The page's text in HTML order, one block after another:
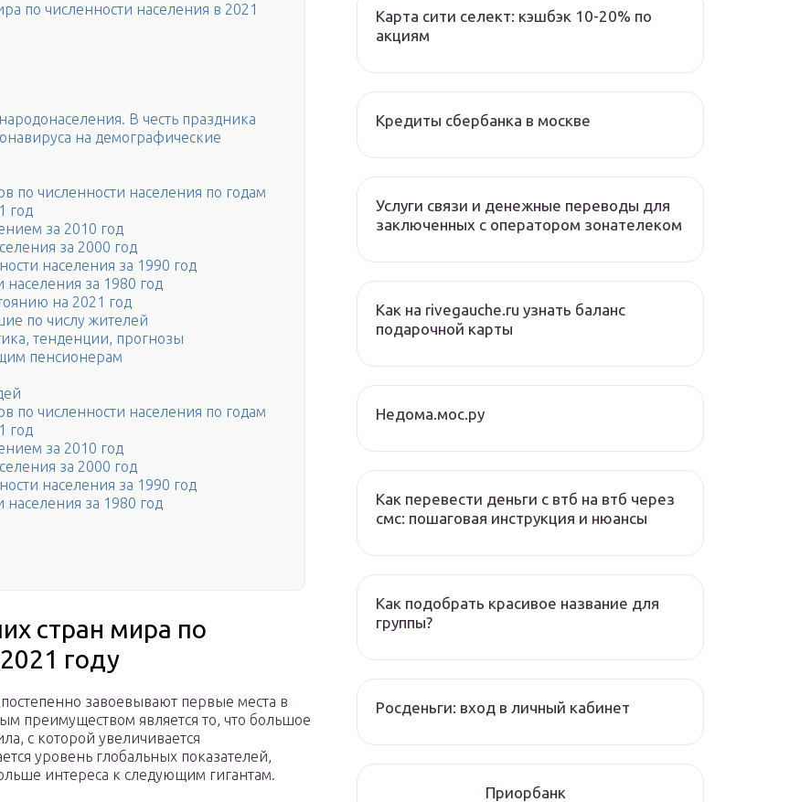
по численности населения в 2021
В честь праздника
на демографические
по численности населения по годам
год
за 2010 год
за 2000 год
населения за 1990 год
за 1980 год
на 2021 год
по числу жителей
тенденции, прогнозы
пенсионерам
по численности населения по годам
год
за 2010 год
за 2000 год
населения за 1990 год
за 1980 год
стран мира по
году
завоевывают первые места в
преимуществом является то, что большое
с которой увеличивается
уровень глобальных показателей,
интереса к следующим гигантам.
Карта сити селект: кэшбэк 10-20% по
акциям
Кредиты сбербанка в москве
Услуги связи и денежные переводы для
заключенных с оператором зонателеком
Как на rivegauche.ru узнать баланс
подарочной карты
Недома.мос.ру
Как перевести деньги с втб на втб через
смс: пошаговая инструкция и нюансы
Как подобрать красивое название для
группы?
Росденьги: вход в личный кабинет
Приорбанк